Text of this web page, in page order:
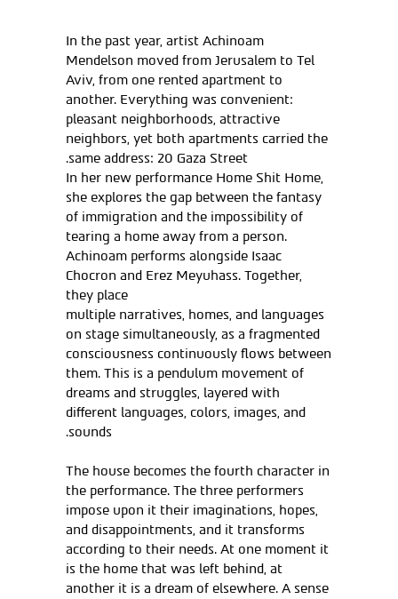
In the past year, artist Achinoam
Mendelson moved from Jerusalem to Tel
Aviv, from one rented apartment to
another. Everything was convenient:
pleasant neighborhoods, attractive
neighbors, yet both apartments carried the
same address: 20 Gaza Street.
In her new performance Home Shit Home,
she explores the gap between the fantasy
of immigration and the impossibility of
tearing a home away from a person.
Achinoam performs alongside Isaac
Chocron and Erez Meyuhass. Together,
they place
multiple narratives, homes, and languages
on stage simultaneously, as a fragmented
consciousness continuously flows between
them. This is a pendulum movement of
dreams and struggles, layered with
different languages, colors, images, and
sounds.
The house becomes the fourth character in
the performance. The three performers
impose upon it their imaginations, hopes,
and disappointments, and it transforms
according to their needs. At one moment it
is the home that was left behind, at
another it is a dream of elsewhere. A sense